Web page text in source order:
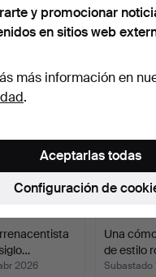
1 puja
32 USD
2026
Una
de estilo
Subastado
y promocionar
en sitios web
más información en
.
Configuración de
Aceptarlas todas